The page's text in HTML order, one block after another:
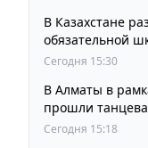
В Казахстане
обязательной
Сегодня 15:30
В Алматы в
прошли
Your Style
Сегодня 15:18